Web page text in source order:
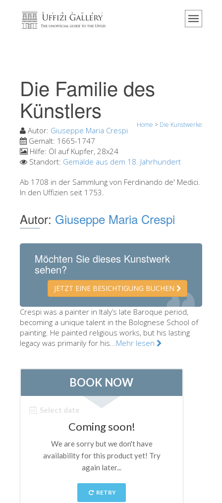
Home
Veranstaltungen & Ausstellungen
Besucher Bewertungen
Die Uffizien entdecken
Jetzt buchen
Virtuelle Tour
Die Kunstwerke
Bargello Museum
Palatina Galerie
Medici Kapelle
Museo Galileo
Boboli Gardens
The Arnolfo\'s tower
Vasari Corridor
Palazzo Vecchio
Santa Maria Novella
Die Familie des
Künstlers
Home > Die Kunstwerke
Autor: Giuseppe Maria Crespi
Gemalt: 1665-1747
Hilfe: Öl auf Kupfer, 28x24
Standort: Gemälde aus dem 18. Jahrhundert
Ab 1708 in der Sammlung von Ferdinando de' Medici.
In den Uffizien seit 1753.
Autor: Giuseppe Maria Crespi
Möchten Sie dieses Kunstwerk
sehen?
JETZT EINE BESICHTIGUNG BUCHEN
Crespi was a painter in Italy’s late Baroque period,
becoming a unique talent in the Bolognese School of
painting. He painted religious works, but his lasting
legacy was primarily for his...Mehr lesen